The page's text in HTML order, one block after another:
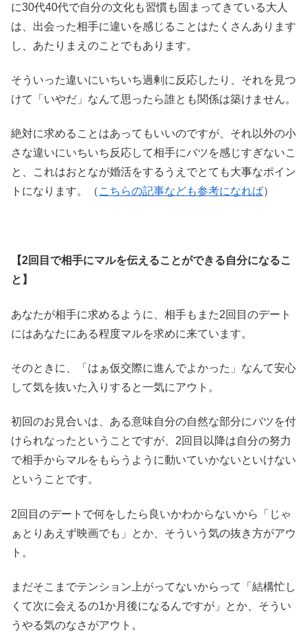
に30代40代で自分の文化も習慣も固まってきている大人
は、出会った相手に違いを感じることはたくさんあります
し、あたりまえのことでもあります。
そういった違いにいちいち過剰に反応したり、それを見つ
けて「いやだ」なんて思ったら誰とも関係は築けません。
絶対に求めることはあってもいいのですが、それ以外の小
さな違いにいちいち反応して相手にバツを感じすぎないこ
と、これはおとなが婚活をするうえでとても大事なポイン
トになります。（ こちらの記事なども参考になれば）
【2回目で相手にマルを伝えることができる自分になるこ
と】
あなたが相手に求めるように、相手もまた2回目のデート
にはあなたにある程度マルを求めに来ています。
そのときに、「はぁ仮交際に進んでよかった」なんて安心
して気を抜いた入りすると一気にアウト。
初回のお見合いは、ある意味自分の自然な部分にバツを付
けられなったということですが、2回目以降は自分の努力
で相手からマルをもらうように動いていかないといけない
ということです。
2回目のデートで何をしたら良いかわからないから「じゃ
ぁとりあえず映画でも」とか、そういう気の抜き方がアウ
ト。
まだそこまでテンション上がってないからって「結構忙し
くて次に会えるの1か月後になるんですが」とか、そうい
うやる気のなさがアウト。